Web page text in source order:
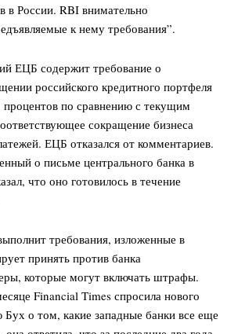
в России. RBI внимательно
к нему требования”.
ЕЦБ содержит требование о
российского кредитного портфеля
по сравнению с текущим
сокращение бизнеса
ЕЦБ отказался от комментариев.
о письме центрального банка в
что оно готовилось в течение
требования, изложенные в
принять против банка
которые могут включать штрафы.
Financial Times спросила нового
о том, какие западные банки все еще